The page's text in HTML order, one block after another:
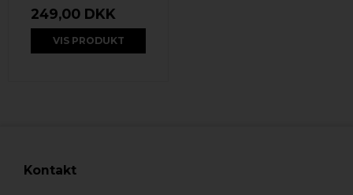
249,00 DKK
VIS PRODUKT
Kontakt